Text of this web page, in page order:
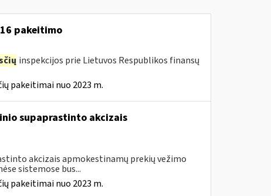
pakeitimo
inspekcijos prie Lietuvos Respublikos finansų
pakeitimai nuo 2023 m.
supaprastinto akcizais
akcizais apmokestinamų prekių vežimo
sistemose bus...
pakeitimai nuo 2023 m.